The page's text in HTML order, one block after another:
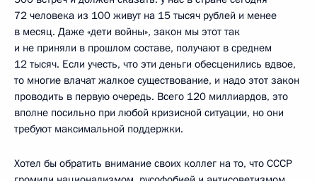
72 человека из 100 живут на 15 тысяч рублей и менее
в месяц. Даже «дети войны», закон мы этот так
и не приняли в прошлом составе, получают в среднем
12 тысяч. Если учесть, что эти деньги обесценились вдвое,
то многие влачат жалкое существование, и надо этот закон
проводить в первую очередь. Всего 120 миллиардов, это
вполне посильно при любой кризисной ситуации, но они
требуют максимальной поддержки.
Хотел бы обратить внимание своих коллег на то, что СССР